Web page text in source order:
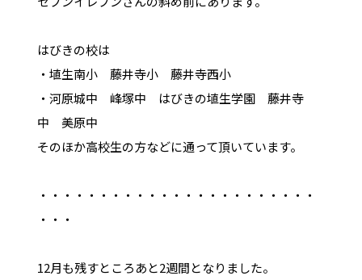
はびきの校は
・埴生南小 藤井寺小 藤井寺西小
・河原城中 峰塚中 はびきの埴生学園 藤井寺
中 美原中
そのほか高校生の方などに通って頂いています。
・・・・・・・・・・・・・・・・・・・・・・・
・・・
12月も残すところあと2週間となりました。